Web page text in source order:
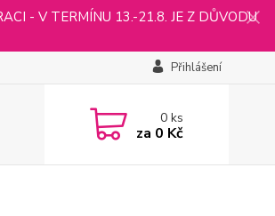
- V TERMÍNU 13.-21.8. JE Z DŮVODU
Přihlášení
0ks
za 0 Kč